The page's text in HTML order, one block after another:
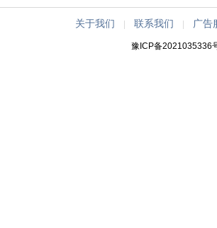
关于我们 |联系我们 广告
豫ICP备2021035336